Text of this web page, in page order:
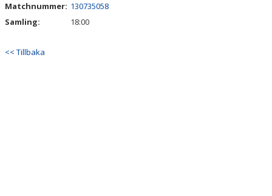
Matchnummer: 130735058
Samling:
18:00
<< Tillbaka